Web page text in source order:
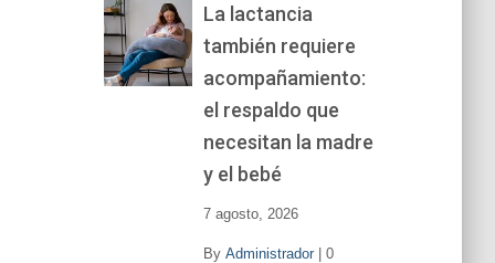
La lactancia
también requiere
acompañamiento:
el respaldo que
necesitan la madre
y el bebé
7 agosto, 2026
By Administrador| 0